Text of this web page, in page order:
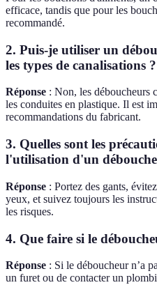
efficace, tandis que pour les
recommandé.
2. Puis-je utiliser un
les types de canalisations ?
Réponse : Non, les déboucheurs
les conduites en plastique. Il est
recommandations du fabricant.
3. Quelles sont les
l'utilisation d'un
Réponse : Portez des gants,
yeux, et suivez toujours les
les risques.
4. Que faire si le
Réponse : Si le déboucheur n’a
un furet ou de contacter un